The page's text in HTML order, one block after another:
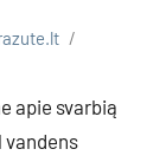
apie svarbią
vandens